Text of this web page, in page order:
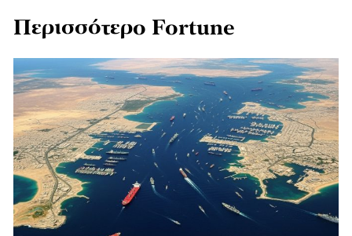
Περισσότερο Fortune